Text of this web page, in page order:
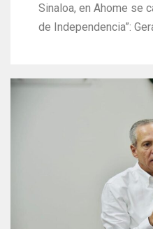
Sinaloa, en Ahome se
de Independencia”: